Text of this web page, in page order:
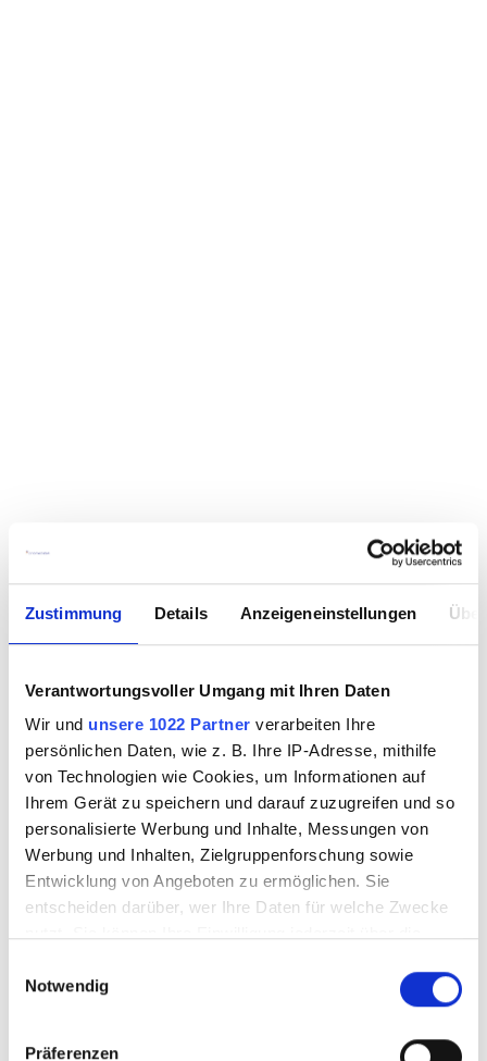
Zustimmung Details Anzeigeneinstellungen
Verantwortungsvoller Umgang mit Ihren Daten
Wir und unsere 1022 Partner verarbeiten Ihre
persönlichen Daten, wie z. B. Ihre IP-Adresse, mithilfe
von Technologien wie Cookies, um Informationen auf
Ihrem Gerät zu speichern und darauf zuzugreifen und so
personalisierte Werbung und Inhalte, Messungen von
Werbung und Inhalten, Zielgruppenforschung sowie
Entwicklung von Angeboten zu ermöglichen. Sie
entscheiden darüber, wer Ihre Daten für welche Zwecke
Trigger Symbol ändern oder widerrufen
Notwendig
Präferenzen